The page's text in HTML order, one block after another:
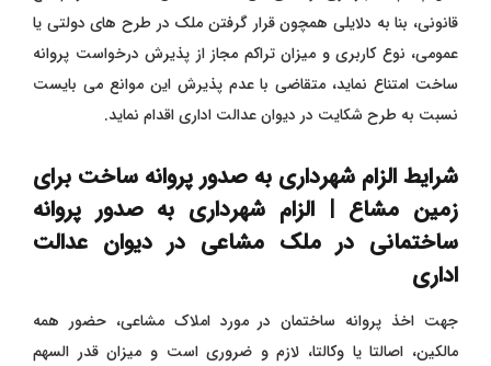
قانونی، بنا به دلایلی همچون قرار گرفتن ملک در طرح های دولتی یا
عمومی، نوع کاربری و میزان تراکم مجاز از پذیرش درخواست پروانه
ساخت امتناع نماید، متقاضی با عدم پذیرش این موانع می بایست
نسبت به طرح شکایت در دیوان عدالت اداری اقدام نماید.
شرایط الزام شهرداری به صدور پروانه ساخت برای
زمین مشاع | الزام شهرداری به صدور پروانه
ساختمانی در ملک مشاعی در دیوان عدالت
اداری
جهت اخذ پروانه ساختمان در مورد املاک مشاعی، حضور همه
مالکین، اصالتا یا وکالتا، لازم و ضروری است و میزان قدر السهم